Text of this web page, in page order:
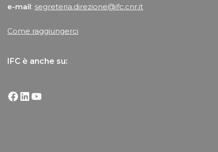
e-mail: segreteria.direzione@ifc.cnr.it
Come raggiungerci
IFC è anche su: